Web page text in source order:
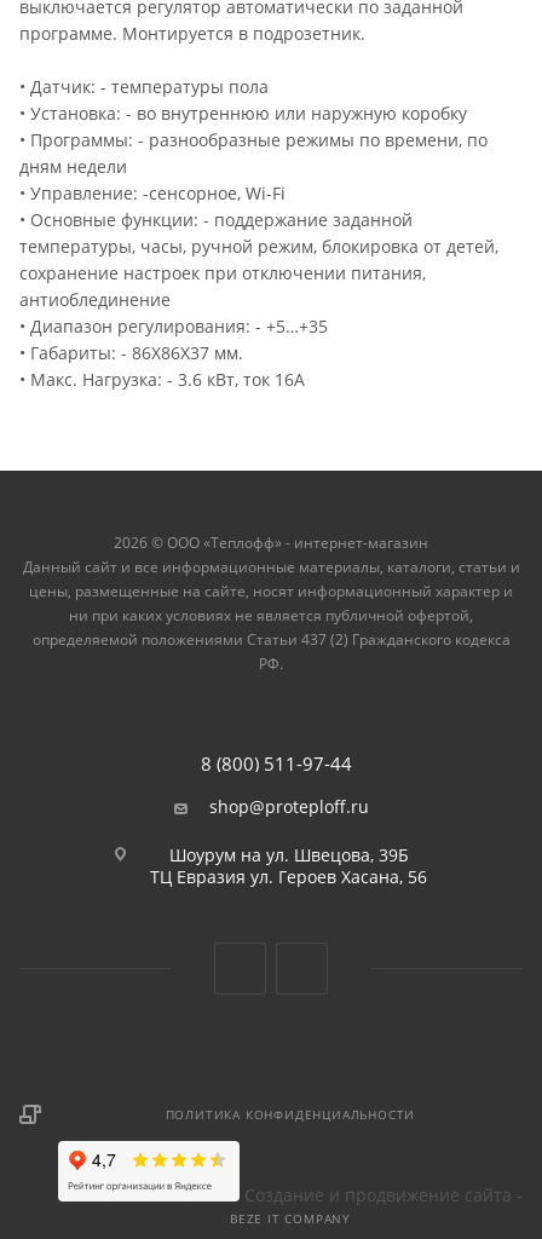
выключается регулятор автоматически по заданной
программе. Монтируется в подрозетник.
• Датчик: - температуры пола
• Установка: - во внутреннюю или наружную коробку
• Программы: - разнообразные режимы по времени, по
дням недели
• Управление: -сенсорное, Wi-Fi
• Основные функции: - поддержание заданной
температуры, часы, ручной режим, блокировка от детей,
сохранение настроек при отключении питания,
антиоблединение
• Диапазон регулирования: - +5…+35
• Габариты: - 86Х86Х37 мм.
• Макс. Нагрузка: - 3.6 кВт, ток 16А
2026 © ООО «Теплофф» - интернет-магазин
Данный сайт и все информационные материалы, каталоги, статьи и
цены, размещенные на сайте, носят информационный характер и
ни при каких условиях не является публичной офертой,
определяемой положениями Статьи 437 (2) Гражданского кодекса
РФ.
8 (800) 511-97-44
shop@proteploff.ru
Шоурум на ул. Швецова, 39Б
ТЦ Евразия ул. Героев Хасана, 56
ПОЛИТИКА КОНФИДЕНЦИАЛЬНОСТИ
Создание и продвижение сайта -
BEZE IT COMPANY